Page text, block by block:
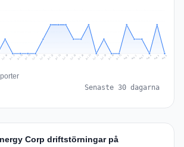
Jul 16 Jul 17 Jul 18 Jul 19 Jul 20 Jul 21 Jul 22 Jul 23 Jul 24 Jul 25 Jul 26 Jul 27 Jul 28 Jul 29 Jul 30 Jul 31 Aug 1 Aug 2 Aug 3 Aug 4 Aug 5 Aug 6
Senaste 30 dagarna
Corp driftstörningar på